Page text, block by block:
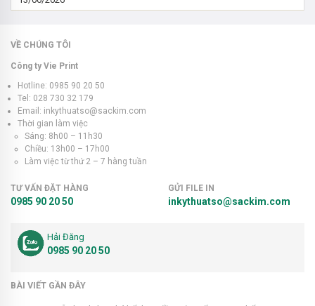
VỀ CHÚNG TÔI
Công ty Vie Print
Hotline: 0985 90 20 50
Tel: 028 730 32 179
Email: inkythuatso@sackim.com
Thời gian làm việc
Sáng: 8h00 – 11h30
Chiều: 13h00 – 17h00
Làm việc từ thứ 2 – 7 hàng tuần
TƯ VẤN ĐẶT HÀNG
0985 90 20 50
GỬI FILE IN
inkythuatso@sackim.com
Hải Đăng
0985 90 20 50
BÀI VIẾT GẦN ĐÂY